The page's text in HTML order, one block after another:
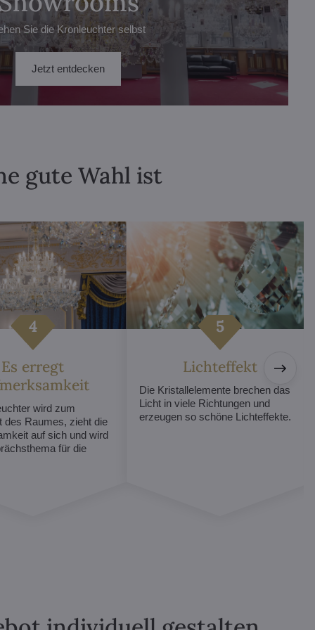
Sie die Kronleuchter selbst
Jetzt entdecken
gute Wahl ist
Es erregt
wird zum
des Raumes, zieht die
auf sich und wird
für die
Lichteffekt
Die Kristallelemente brechen das
Licht in viele Richtungen und
erzeugen so schöne Lichteffekte.